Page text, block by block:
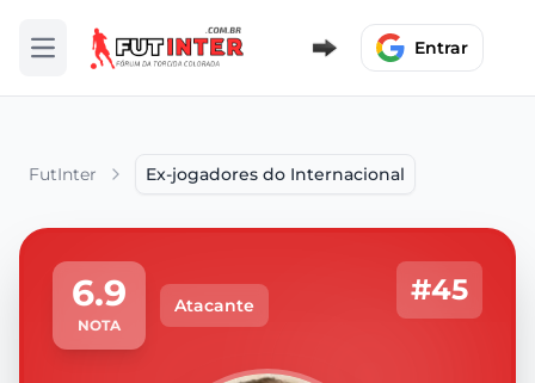
Abrir menu Entrar
FutInter Ex-jogadores do Internacional
6.9
NOTA
Atacante #45